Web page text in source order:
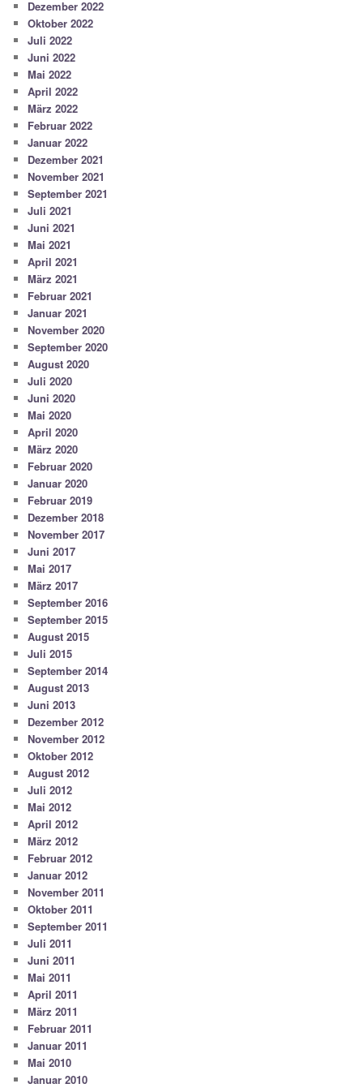
Dezember 2022
Oktober 2022
Juli 2022
Juni 2022
Mai 2022
April 2022
März 2022
Februar 2022
Januar 2022
Dezember 2021
November 2021
September 2021
Juli 2021
Juni 2021
Mai 2021
April 2021
März 2021
Februar 2021
Januar 2021
November 2020
September 2020
August 2020
Juli 2020
Juni 2020
Mai 2020
April 2020
März 2020
Februar 2020
Januar 2020
Februar 2019
Dezember 2018
November 2017
Juni 2017
Mai 2017
März 2017
September 2016
September 2015
August 2015
Juli 2015
September 2014
August 2013
Juni 2013
Dezember 2012
November 2012
Oktober 2012
August 2012
Juli 2012
Mai 2012
April 2012
März 2012
Februar 2012
Januar 2012
November 2011
Oktober 2011
September 2011
Juli 2011
Juni 2011
Mai 2011
April 2011
März 2011
Februar 2011
Januar 2011
Mai 2010
Januar 2010